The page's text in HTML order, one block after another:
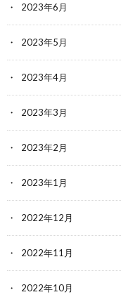
2023年6月
2023年5月
2023年4月
2023年3月
2023年2月
2023年1月
2022年12月
2022年11月
2022年10月